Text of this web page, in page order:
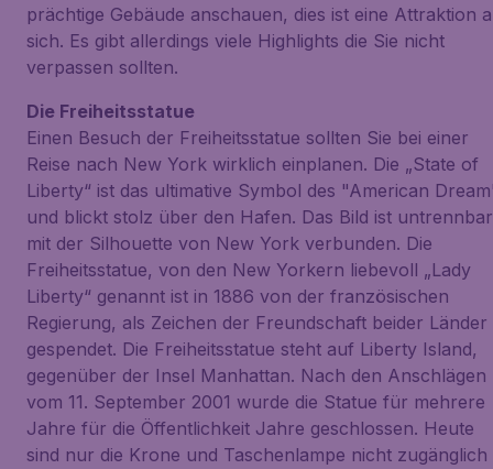
prächtige Gebäude anschauen, dies ist eine Attraktion
sich. Es gibt allerdings viele Highlights die Sie nicht
verpassen sollten.
Die Freiheitsstatue
Einen Besuch der Freiheitsstatue sollten Sie bei einer
Reise nach New York wirklich einplanen. Die „State of
Liberty“ ist das ultimative Symbol des "American
und blickt stolz über den Hafen. Das Bild ist untrennbar
mit der Silhouette von New York verbunden. Die
Freiheitsstatue, von den New Yorkern liebevoll „Lady
Liberty“ genannt ist in 1886 von der französischen
Regierung, als Zeichen der Freundschaft beider Länder
gespendet. Die Freiheitsstatue steht auf Liberty Island,
gegenüber der Insel Manhattan. Nach den Anschlägen
vom 11. September 2001 wurde die Statue für mehrere
Jahre für die Öffentlichkeit Jahre geschlossen. Heute
sind nur die Krone und Taschenlampe nicht zugänglich